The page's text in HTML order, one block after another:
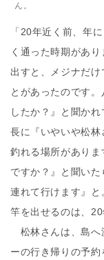
ん。
「20年近く前、年
く通った時期があ
出すと、メジナだ
とがあったのです
したか？』と聞か
長に『いやいや松
釣れる場所がありま
ですか？』と聞いた
連れて行けます』
竿を出せるのは、20
松林さんは、島へ
ーの行き帰りの予